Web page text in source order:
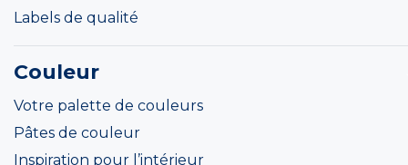
Labels de qualité
Couleur
Votre palette de couleurs
Pâtes de couleur
Inspiration pour l’intérieur